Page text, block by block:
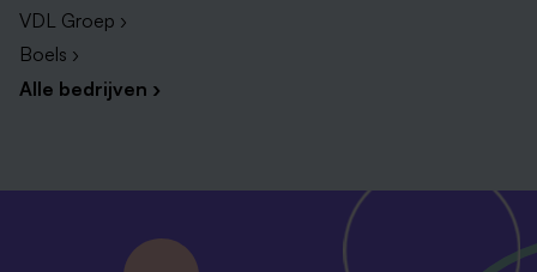
VDL Groep ›
Boels ›
Alle bedrijven ›